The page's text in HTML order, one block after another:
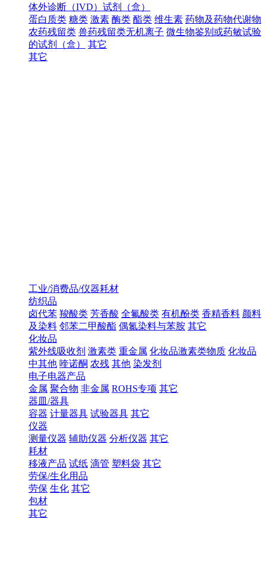
体外诊断（IVD）试剂（盒）
蛋白质类 糖类 激素 酶类 酯类 维生素 药物及药物代谢物
农药残留类 兽药残留类无机离子 微生物鉴别或药敏试验
的试剂（盒）
其它
其它
工业/消费品/仪器耗材
纺织品
卤代苯 羧酸类 芳香酸 全氟酸类 有机酚类 香精香料 颜料
及染料 邻苯二甲酸酯 偶氮染料与苯胺 其它
化妆品
紫外线吸收剂 激素类 重金属 化妆品激素类物质 化妆品
中其他 喹诺酮 农残 其他 染发剂
电子电器产品
金属 聚合物 非金属 ROHS专项 其它
器皿/器具
容器 计量器具 试验器具 其它
仪器
测量仪器 辅助仪器 分析仪器 其它
耗材
移液产品 试纸 滴管 塑料袋 其它
劳保/生化用品
劳保 生化 其它
包材
其它